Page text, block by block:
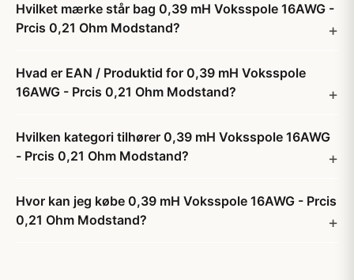
Hvilket mærke står bag 0,39 mH Voksspole 16AWG -
Prcis 0,21 Ohm Modstand?
Hvad er EAN / Produktid for 0,39 mH Voksspole
16AWG - Prcis 0,21 Ohm Modstand?
Hvilken kategori tilhører 0,39 mH Voksspole 16AWG
- Prcis 0,21 Ohm Modstand?
Hvor kan jeg købe 0,39 mH Voksspole 16AWG - Prcis
0,21 Ohm Modstand?